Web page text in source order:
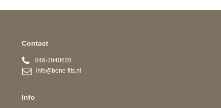
Contact
046-2040628
info@bene-fits.nl
Info